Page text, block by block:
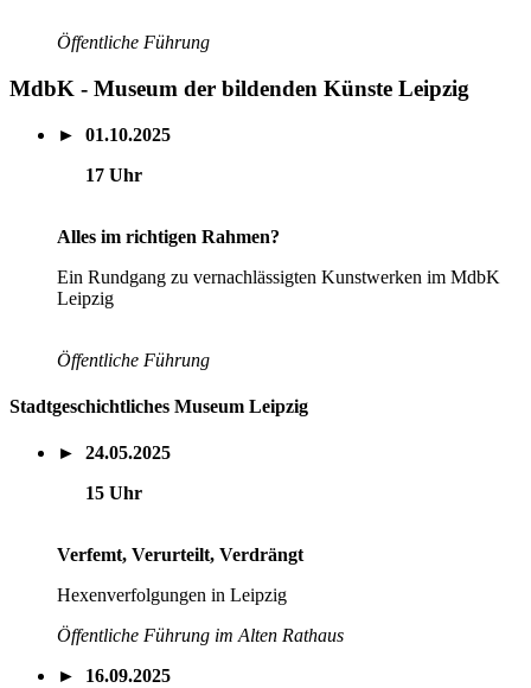
Öffentliche Führung
MdbK - Museum der bildenden Künste Leipzig
► 01.10.2025
17 Uhr
Alles im richtigen Rahmen?
Ein Rundgang zu vernachlässigten Kunstwerken im MdbK
Leipzig
Öffentliche Führung
Stadtgeschichtliches Museum Leipzig
► 24.05.2025
15 Uhr
Verfemt, Verurteilt, Verdrängt
Hexenverfolgungen in Leipzig
Öffentliche Führung im Alten Rathaus
► 16.09.2025